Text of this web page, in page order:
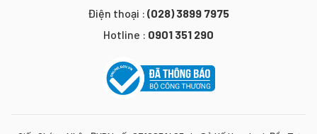
Điện thoại : (028) 3899 7975
Hotline : 0901 351 290